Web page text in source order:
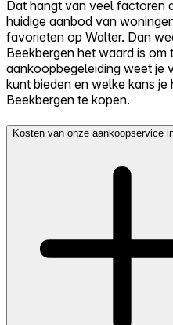
Dat hangt van veel factoren
huidige aanbod van
favorieten op Walter. Dan
Beekbergen het waard is
aankoopbegeleiding weet je
kunt bieden en welke kans
Beekbergen te kopen.
Kosten van onze aankoopservice